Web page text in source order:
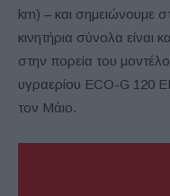
km) – και σημειώνουμε
κινητήρια σύνολα
στην πορεία του
υγραερίου ECO-G 120
τον Μάιο.